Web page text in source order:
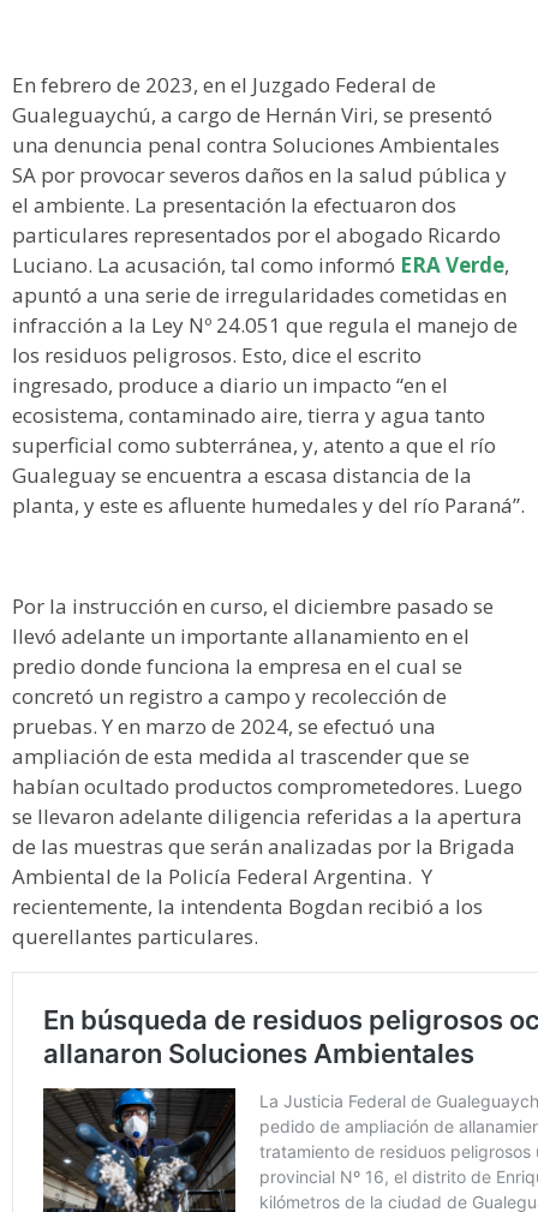
En febrero de 2023, en el Juzgado Federal de
Gualeguaychú, a cargo de Hernán Viri, se presentó
una denuncia penal contra Soluciones Ambientales
SA por provocar severos daños en la salud pública y
el ambiente. La presentación la efectuaron dos
particulares representados por el abogado Ricardo
Luciano. La acusación, tal como informó ERA Verde,
apuntó a una serie de irregularidades cometidas en
infracción a la Ley Nº 24.051 que regula el manejo de
los residuos peligrosos. Esto, dice el escrito
ingresado, produce a diario un impacto “en el
ecosistema, contaminado aire, tierra y agua tanto
superficial como subterránea, y, atento a que el río
Gualeguay se encuentra a escasa distancia de la
planta, y este es afluente humedales y del río Paraná”.
Por la instrucción en curso, el diciembre pasado se
llevó adelante un importante allanamiento en el
predio donde funciona la empresa en el cual se
concretó un registro a campo y recolección de
pruebas. Y en marzo de 2024, se efectuó una
ampliación de esta medida al trascender que se
habían ocultado productos comprometedores. Luego
se llevaron adelante diligencia referidas a la apertura
de las muestras que serán analizadas por la Brigada
Ambiental de la Policía Federal Argentina. Y
recientemente, la intendenta Bogdan recibió a los
querellantes particulares.